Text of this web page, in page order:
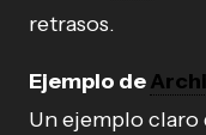
retrasos.
Ejemplo de
Un ejemplo